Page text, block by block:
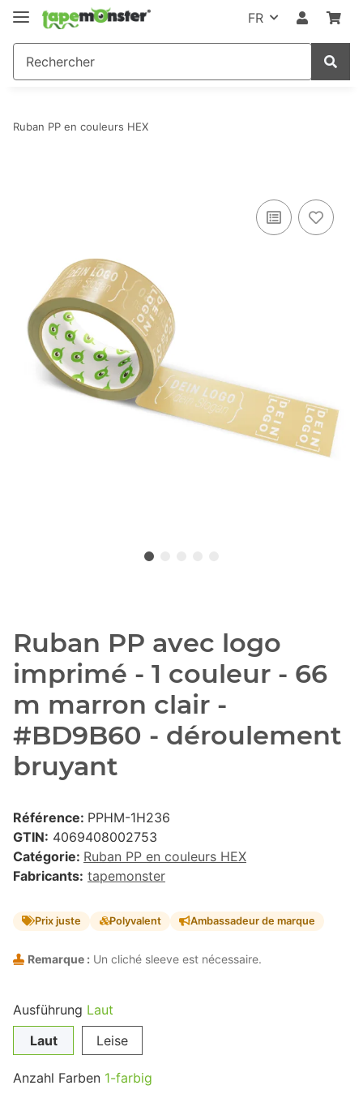
FR
Ruban PP en couleurs HEX
Ruban PP avec logo
imprimé - 1 couleur - 66
m marron clair -
#BD9B60 - déroulement
bruyant
Référence: PPHM-1H236
GTIN: 4069408002753
Catégorie: Ruban PP en couleurs HEX
Fabricants: tapemonster
Prix juste Polyvalent Ambassadeur de marque
Remarque : Un cliché sleeve est nécessaire.
Ausführung Laut
Laut
Leise
Anzahl Farben 1-farbig